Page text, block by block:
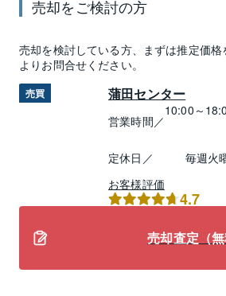
売却をご検討の方
売却を検討している方、まずは推定価格
よりお問合せください。
売買 蒲田センター
営業時間／
10:00～
定休日／
毎週火
お客様評価
4.7
売却査定（無